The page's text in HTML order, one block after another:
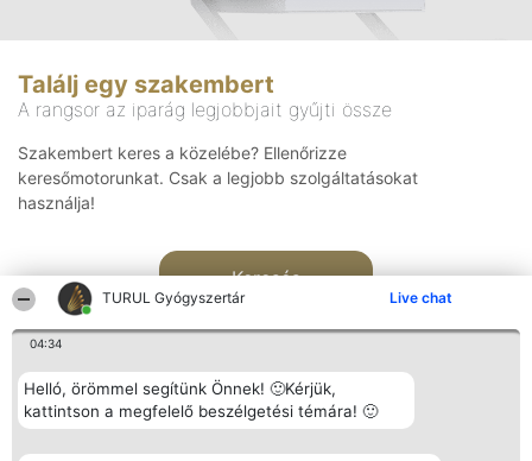
TURUL Gyógyszertár Live chat
04:34
Helló, örömmel segítünk Önnek! 🙂Kérjük,
kattintson a megfelelő beszélgetési témára! 🙂
Találj egy szakembert
A rangsor az iparág legjobbjait gyűjti össze
Szakembert keres a közelébe? Ellenőrizze
keresőmotorunkat. Csak a legjobb szolgáltatásokat
használja!
Keresés
Rangsorszervező Népszavazás Elérhetőség